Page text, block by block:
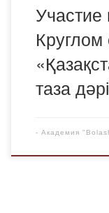
Участие
Круглом
таза
- Академия